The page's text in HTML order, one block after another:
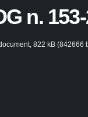
n.
822 kB (842666